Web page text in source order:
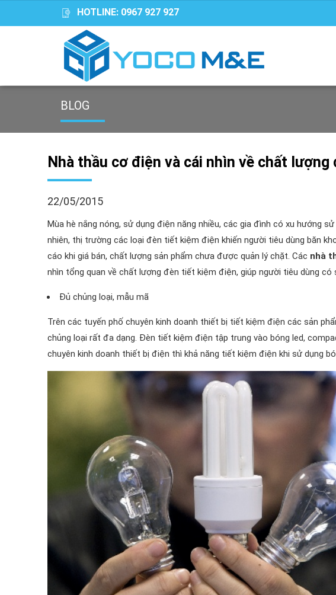
HOTLINE: 0967 927 927
BLOG
Nhà thầu cơ điện và cái nhìn về chất
22/05/2015
Mùa hè nắng nóng, sử dụng điện năng nhiều, các gia đình có xu hướng
nhiên, thị trường các loại đèn tiết kiệm điện khiến người tiêu dùng băn
cáo khi giá bán, chất lượng sản phẩm chưa được quản lý chặt. Các nhà
nhìn tổng quan về chất lượng đèn tiết kiệm điện, giúp người tiêu dùng
Đủ chủng loại, mẫu mã
Trên các tuyến phố chuyên kinh doanh thiết bị tiết kiệm điện các sản
chủng loại rất đa dạng. Đèn tiết kiệm điện tập trung vào bóng led,
chuyên kinh doanh thiết bị điện thì khả năng tiết kiệm điện khi sử dụng